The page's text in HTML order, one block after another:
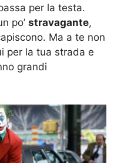
per la testa.
po’ stravagante,
Ma a te non
per la tua strada e
grandi